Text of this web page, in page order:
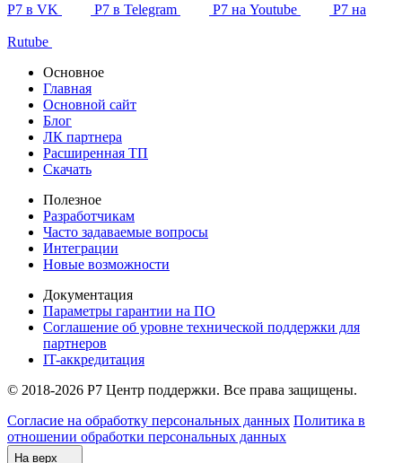
Р7 в VK Р7 в Telegram Р7 на Youtube Р7 на
Rutube
Основное
Главная
Основной сайт
Блог
ЛК партнера
Расширенная ТП
Скачать
Полезное
Разработчикам
Часто задаваемые вопросы
Интеграции
Новые возможности
Документация
Параметры гарантии на ПО
Соглашение об уровне технической поддержки для
партнеров
IT-аккредитация
© 2018-2026 Р7 Центр поддержки. Все права защищены.
Согласие на обработку персональных данных Политика в
отношении обработки персональных данных
На верх